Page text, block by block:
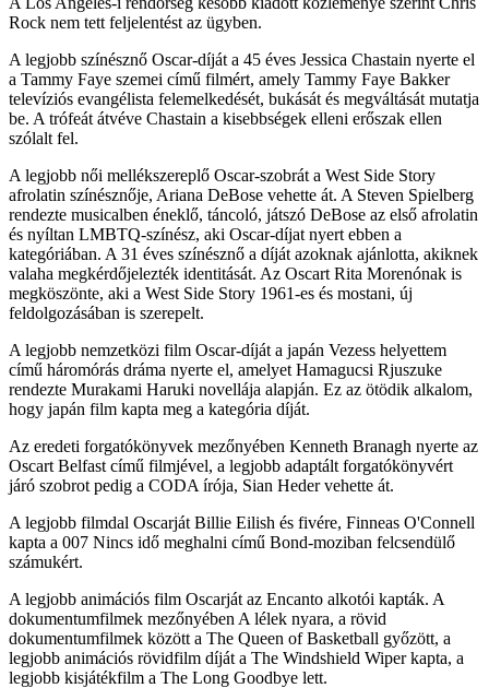
Rock nem tett feljelentést az ügyben.
A legjobb színésznő Oscar-díját a 45 éves Jessica Chastain nyerte el
a Tammy Faye szemei című filmért, amely Tammy Faye Bakker
televíziós evangélista felemelkedését, bukását és megváltását mutatja
be. A trófeát átvéve Chastain a kisebbségek elleni erőszak ellen
szólalt fel.
A legjobb női mellékszereplő Oscar-szobrát a West Side Story
afrolatin színésznője, Ariana DeBose vehette át. A Steven Spielberg
rendezte musicalben éneklő, táncoló, játszó DeBose az első afrolatin
és nyíltan LMBTQ-színész, aki Oscar-díjat nyert ebben a
kategóriában. A 31 éves színésznő a díját azoknak ajánlotta, akiknek
valaha megkérdőjelezték identitását. Az Oscart Rita Morenónak is
megköszönte, aki a West Side Story 1961-es és mostani, új
feldolgozásában is szerepelt.
A legjobb nemzetközi film Oscar-díját a japán Vezess helyettem
című háromórás dráma nyerte el, amelyet Hamagucsi Rjuszuke
rendezte Murakami Haruki novellája alapján. Ez az ötödik alkalom,
hogy japán film kapta meg a kategória díját.
Az eredeti forgatókönyvek mezőnyében Kenneth Branagh nyerte az
Oscart Belfast című filmjével, a legjobb adaptált forgatókönyvért
járó szobrot pedig a CODA írója, Sian Heder vehette át.
A legjobb filmdal Oscarját Billie Eilish és fivére, Finneas O'Connell
kapta a 007 Nincs idő meghalni című Bond-moziban felcsendülő
számukért.
A legjobb animációs film Oscarját az Encanto alkotói kapták. A
dokumentumfilmek mezőnyében A lélek nyara, a rövid
dokumentumfilmek között a The Queen of Basketball győzött, a
legjobb animációs rövidfilm díját a The Windshield Wiper kapta, a
legjobb kisjátékfilm a The Long Goodbye lett.